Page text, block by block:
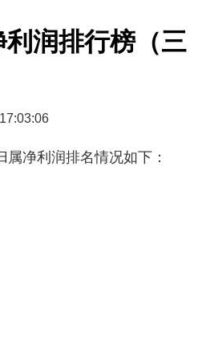
润排行榜（三
净利润排名情况如下：